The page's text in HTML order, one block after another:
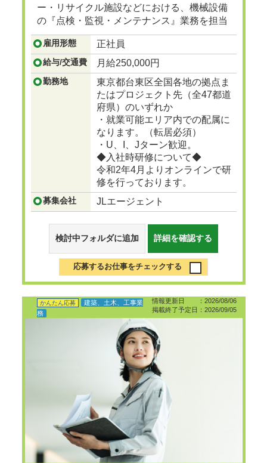
ー・リサイクル施設などにおける、機械設備
の『点検・監視・メンテナンス』業務を担当
頂きます。
...つづきを見る
雇用形態 正社員
給与/交通費 月給250,000円
勤務地
東京都台東区全国各地の拠点ま
たはプロジェクト先（全47都道
府県）のいずれか
・就業可能エリア内での配属に
なります。（転居必須）
・U、I、Jターン歓迎。
◆入社時研修について◆
令和2年4月よりオンラインで研
修を行っております。
募集会社 JLエージェント
検討中フォルダに追加 詳細を確認する
応募するお仕事をチェックする
情報更新日 ：2026/08/06
掲載終了予定日：2026/09/05
かんたん応募
建築、土木、工事業
務